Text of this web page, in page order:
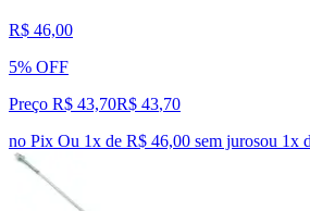
R$ 46,00
5% OFF
Preço R$ 43,70R$ 43,70
no Pix Ou 1x de R$ 46,00 sem jurosou 1x